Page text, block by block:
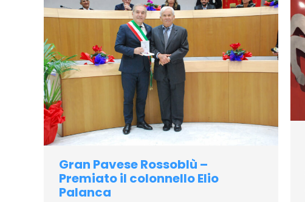
Gran Pavese Rossoblù –
Premiato il colonnello Elio
Palanca